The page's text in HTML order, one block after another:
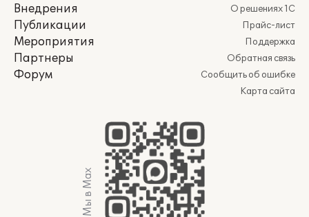
Внедрения
Публикации
Мероприятия
Партнеры
Форум
О решениях 1С
Прайс-лист
Поддержка
Обратная связь
Сообщить об ошибке
Карта сайта
Мы в Max